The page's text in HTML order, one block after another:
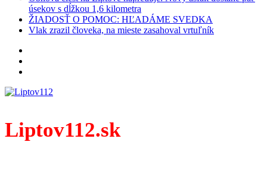
úsekov s dĺžkou 1,6 kilometra
ŽIADOSŤ O POMOC: HĽADÁME SVEDKA
Vlak zrazil človeka, na mieste zasahoval vrtuľník
Liptov112.sk